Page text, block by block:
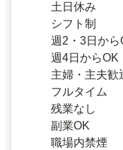
土日休み
シフト制
週2・3日から
週4日からOK
主婦・主夫歓
フルタイム
残業なし
副業OK
職場内禁煙